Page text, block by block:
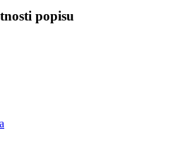
popisu